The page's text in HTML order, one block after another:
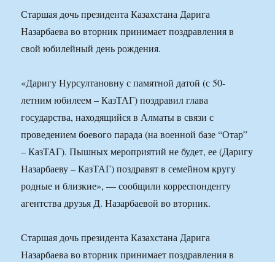
Старшая дочь президента Казахстана Дарига
Назарбаева во вторник принимает поздравления в
свой юбилейный день рождения.
«Даригу Нурсултановну с памятной датой (с 50-
летним юбилеем – КазТАГ) поздравил глава
государства, находящийся в Алматы в связи с
проведением боевого парада (на военной базе “Отар”
– КазТАГ). Пышных мероприятий не будет, ее (Даригу
Назарбаеву – КазТАГ) поздравят в семейном кругу
родные и близкие», — сообщили корреспонденту
агентства друзья Д. Назарбаевой во вторник.
Старшая дочь президента Казахстана Дарига
Назарбаева во вторник принимает поздравления в